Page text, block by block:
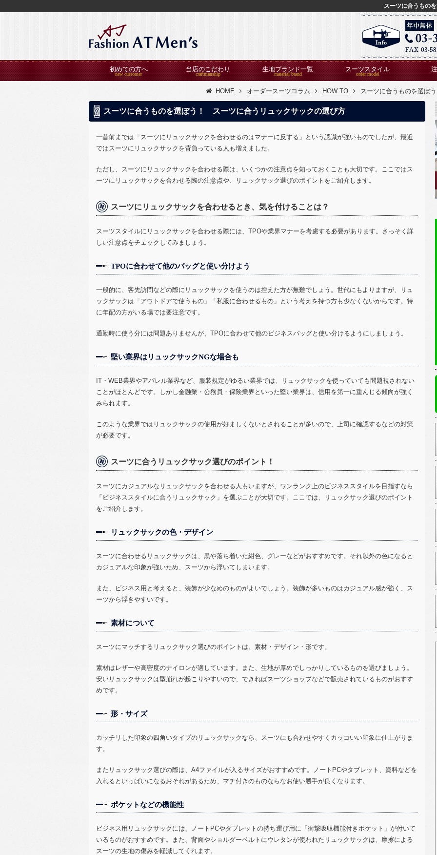
スーツに合うもの
初めての方へ 当店のこだわり 生地ブランド一覧 スーツスタイル
HOME オーダースーツコラム HOW TO スーツに合うものを選ぼ
スーツに合うものを選ぼう！ スーツに合うリュックサックの選び方
一昔前までは「スーツにリュックサックを合わせるのはマナーに反する」という認識が強いものでしたが、最近
ではスーツにリュックサックを背負っている人も増えました。
ただし、スーツにリュックサックを合わせる際は、いくつかの注意点を知っておくことも大切です。ここではス
ーツにリュックサックを合わせる際の注意点や、リュックサック選びのポイントをご紹介します。
スーツにリュックサックを合わせるとき、気を付けることは？
スーツスタイルにリュックサックを合わせる際には、 TPOや業界マナーを考慮する必要があります。さっそく詳
しい注意点をチェックしてみましょう。
TPOに合わせて他のバッグと使い分けよう
一般的に、客先訪問などの際にリュックサックを使うのは控えた方が無難でしょう。世代にもよりますが、リュ
ックサックは「アウトドアで使うもの」「私服に合わせるもの」という考えを持つ方も少なくないからです。特
に年配の方がいる場では要注意です。
通勤時に使う分には問題ありませんが、 TPOに合わせて他のビジネスバッグと使い分けるようにしましょう。
堅い業界はリュックサックNGな場合も
IT ・ WEB業界やアパレル業界など、服装規定がゆるい業界では、リュックサックを使っていても問題視されない
ことがほとんどです。しかし金融業・公務員・保険業界といった堅い業界は、信用を第一に重んじる傾向が強く
みられます。
このような業界ではリュックサックの使用が好ましくないとされることが多いので、上司に確認するなどの対策
が必要です。
スーツに合うリュックサック選びのポイント！
スーツにカジュアルなリュックサックを合わせる人もいますが、ワンランク上のビジネススタイルを目指すなら
「ビジネススタイルに合うリュックサック」を選ぶことが大切です。ここでは、リュックサック選びのポイント
をご紹介します。
リュックサックの色・デザイン
スーツに合わせるリュックサックは、黒や落ち着いた紺色、グレーなどがおすすめです。それ以外の色になると
カジュアルな印象が強いため、スーツから浮いてしまいます。
また、ビジネス用と考えると、装飾が少なめのものがよいでしょう。装飾が多いものはカジュアル感が強く、ス
ーツから浮きやすいです。
素材について
スーツにマッチするリュックサック選びのポイントは、素材・デザイン・形です。
素材はレザーや高密度のナイロンが適しています。また、生地が厚めでしっかりしているものを選びましょう。
安いリュックサックは型崩れが起こりやすいので、できればスーツショップなどで販売されているものがおすす
めです。
形・サイズ
カッチリした印象の四角いタイプのリュックサックなら、スーツにも合わせやすくカッコいい印象に仕上がりま
す。
またリュックサック選びの際は、 A4ファイルが入るサイズがおすすめです。ノート PCやタブレット、資料などを
入れるといっぱいになるおそれがあるため、マチ付きのものならなお使い勝手が良くなります。
ポケットなどの機能性
ビジネス用リュックサックには、ノート PCやタブレットの持ち運び用に「衝撃吸収機能付きポケット」が付いて
いるものがおすすめです。また、背面やショルダーベルトにウレタンが使われたリュックサックは、摩擦による
スーツの生地の傷みを軽減してくれます。